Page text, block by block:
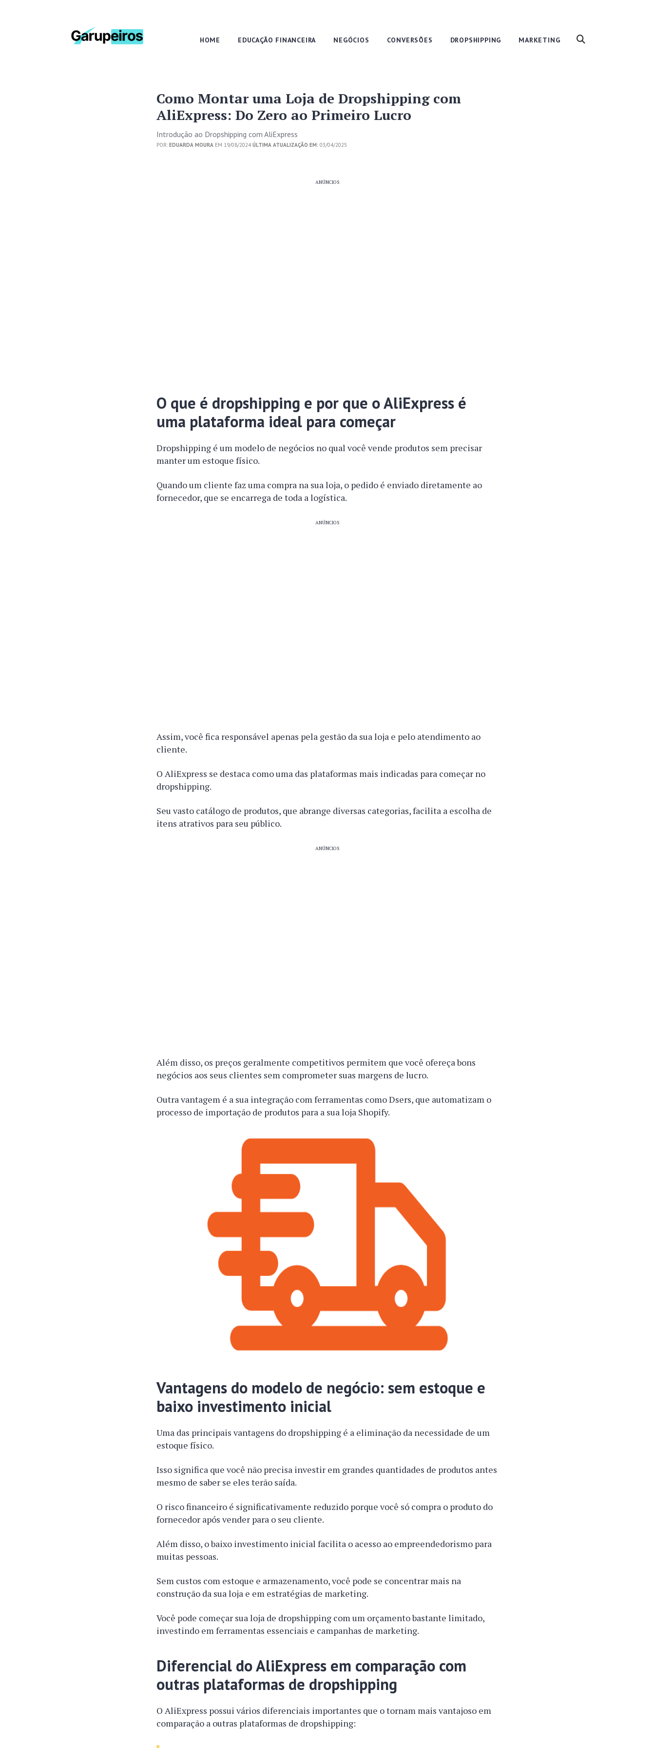
HOME EDUCAÇÃO FINANCEIRA NEGÓCIOS CONVERSÕES DROPSHIPPING MARKETING
Como Montar uma Loja de Dropshipping com
AliExpress: Do Zero ao Primeiro Lucro
Introdução ao Dropshipping com AliExpress
POR:EDUARDA MOURA EM 19/08/2024ÚLTIMA ATUALIZAÇÃO EM: 03/04/2025
ANÚNCIOS
O que é dropshipping e por que o AliExpress é
uma plataforma ideal para começar
Dropshipping é um modelo de negócios no qual você vende produtos sem precisar
manter um estoque físico.
Quando um cliente faz uma compra na sua loja, o pedido é enviado diretamente ao
fornecedor, que se encarrega de toda a logística.
ANÚNCIOS
Assim, você fica responsável apenas pela gestão da sua loja e pelo atendimento ao
cliente.
O AliExpress se destaca como uma das plataformas mais indicadas para começar no
dropshipping.
Seu vasto catálogo de produtos, que abrange diversas categorias, facilita a escolha de
itens atrativos para seu público.
ANÚNCIOS
Além disso, os preços geralmente competitivos permitem que você ofereça bons
negócios aos seus clientes sem comprometer suas margens de lucro.
Outra vantagem é a sua integração com ferramentas como Dsers, que automatizam o
processo de importação de produtos para a sua loja Shopify.
Vantagens do modelo de negócio: sem estoque e
baixo investimento inicial
Uma das principais vantagens do dropshipping é a eliminação da necessidade de um
estoque físico.
Isso significa que você não precisa investir em grandes quantidades de produtos antes
mesmo de saber se eles terão saída.
O risco financeiro é significativamente reduzido porque você só compra o produto do
fornecedor após vender para o seu cliente.
Além disso, o baixo investimento inicial facilita o acesso ao empreendedorismo para
muitas pessoas.
Sem custos com estoque e armazenamento, você pode se concentrar mais na
construção da sua loja e em estratégias de marketing.
Você pode começar sua loja de dropshipping com um orçamento bastante limitado,
investindo em ferramentas essenciais e campanhas de marketing.
Diferencial do AliExpress em comparação com
outras plataformas de dropshipping
O AliExpress possui vários diferenciais importantes que o tornam mais vantajoso em
comparação a outras plataformas de dropshipping: